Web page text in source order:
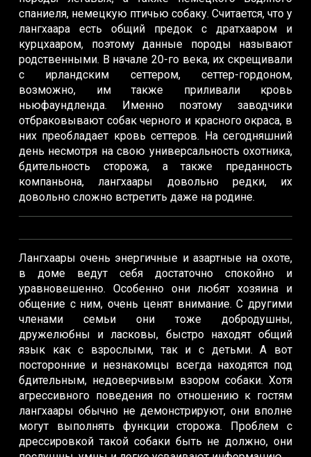
спаниеля, немецкую птичью собаку. Считается, что у
лангхаара есть общий предок с дратхааром и
курцхааром, поэтому данные породы называют
родственными. В начале 20-го века, их скрещивали
с ирландским сеттером, сеттер-гордоном,
возможно, им также приливали кровь
ньюфаундленда. Именно поэтому заводчики
отбраковывают собак черного и красного окраса, в
них преобладает кровь сеттеров. На сегодняшний
день несмотря на свою универсальность охотника,
бдительность сторожа, а также преданность
компаньона, лангхаары довольно редки, их
довольно сложно встретить даже на родине.
Лангхаары очень энергичные и азартные на охоте,
в доме ведут себя достаточно спокойно и
уравновешенно. Особенно они любят хозяина и
общение с ним, очень ценят внимание. С другими
членами семьи они тоже добродушны,
дружелюбны и ласковы, быстро находят общий
язык как с взрослыми, так и с детьми. А вот
посторонние и незнакомцы всегда находятся под
бдительным, недоверчивым взором собаки. Хотя
агрессивного поведения по отношению к гостям
лангхаары обычно не демонстрируют, они вполне
могут выполнять функции сторожа. Проблем с
дрессировкой такой собаки быть не должно, они